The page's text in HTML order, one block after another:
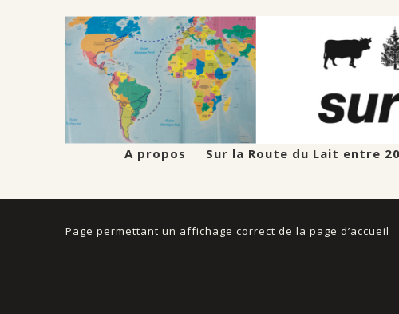
A propos Sur la Route du Lait entre
Page permettant un affichage correct de la page d’accueil